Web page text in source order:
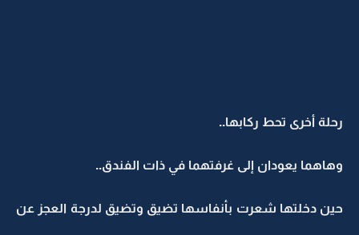
رحلة أخرى تحط ركابها..
وهاهما يعودان إلى غرفتهما في ذات الفندق..
حين دخلتها شعرت بأنفاسها تضيق وتضيق لدرجة العجز عن